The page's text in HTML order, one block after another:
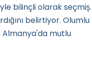
bilinçli olarak seçmiş.
belirtiyor. Olumlu
Almanya'da mutlu